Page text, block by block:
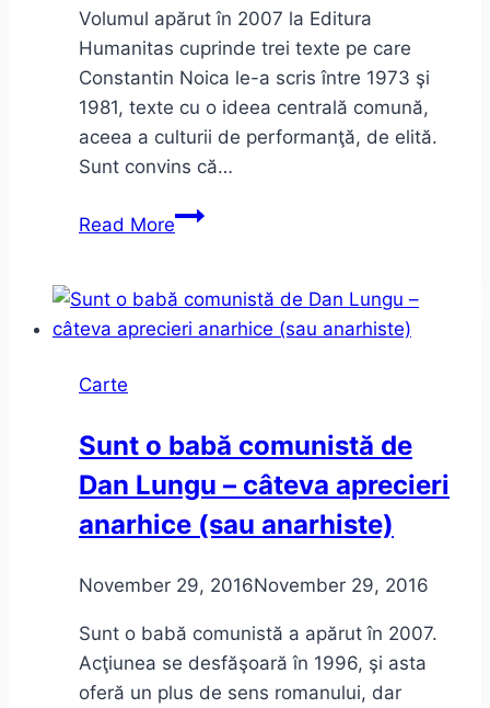
Volumul apărut în 2007 la Editura
Humanitas cuprinde trei texte pe care
Constantin Noica le-a scris între 1973 şi
1981, texte cu o ideea centrală comună,
aceea a culturii de performanţă, de elită.
Sunt convins că…
Read MoreDespre
Carte
Sunt o babă comunistă de
Dan Lungu – câteva aprecieri
anarhice (sau anarhiste)
November 29, 2016November 29, 2016
Sunt o babă comunistă a apărut în 2007.
Acţiunea se desfăşoară în 1996, şi asta
oferă un plus de sens romanului, dar